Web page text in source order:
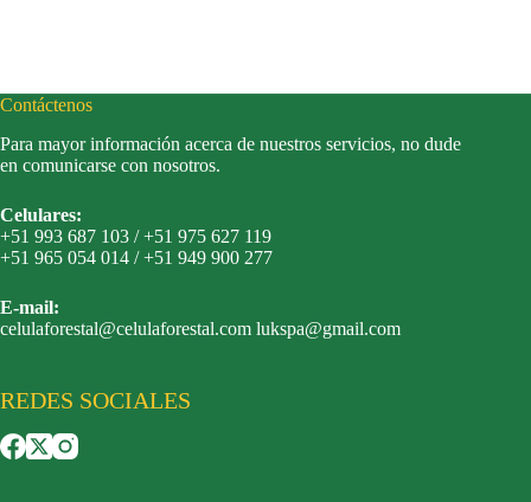
Contáctenos
Para mayor información acerca de nuestros servicios, no dude
en comunicarse con nosotros.
Celulares:
+51 993 687 103 / +51 975 627 119
+51 965 054 014 / +51 949 900 277
E-mail:
celulaforestal@celulaforestal.com lukspa@gmail.com
REDES SOCIALES